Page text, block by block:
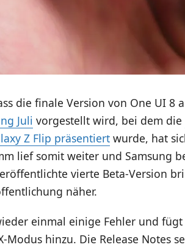
die finale Version von One UI 8
Juli vorgestellt wird, bei dem die
Z Flip präsentiertwurde, hat
lief somit weiter und Samsung
vierte Beta-Version
näher.
einmal einige Fehler und
hinzu. Die Release Notes